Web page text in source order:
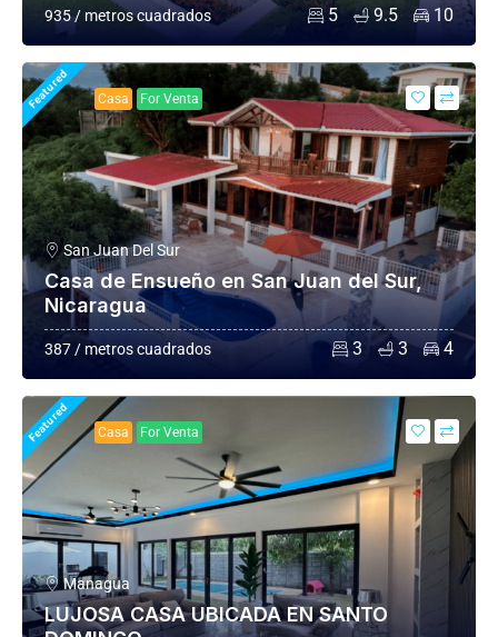
935 / metros cuadrados 5 9.5 10
Featured Casa For Venta
San Juan Del Sur
Casa de Ensueño en San Juan del Sur,
Nicaragua
387 / metros cuadrados 3 3 4
Featured Casa For Venta
Managua
LUJOSA CASA UBICADA EN SANTO